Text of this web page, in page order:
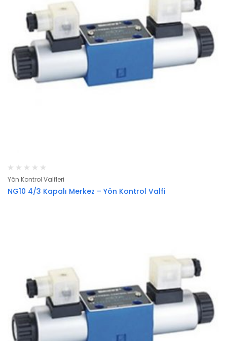
Yön Kontrol Valfleri
NG10 4/3 Kapalı Merkez – Yön Kontrol Valfi